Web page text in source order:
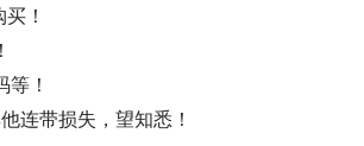
！
！
连带损失，望知悉！